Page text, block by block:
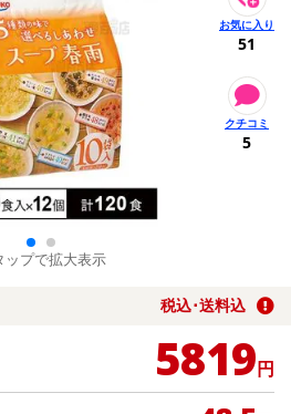
ップで拡大表示
51
5
税込･送料込
5819円